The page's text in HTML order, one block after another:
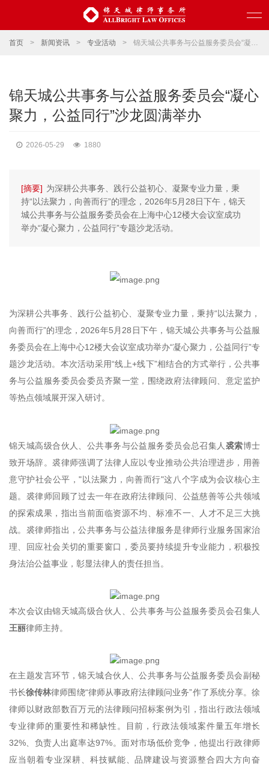
首页 > 新闻资讯 > 专业活动 > 锦天城公共事务与公益服务委员会“凝心聚力，公益同行”沙龙圆满举办
锦天城公共事务与公益服务委员会“凝心
聚力，公益同行”沙龙圆满举办
2026-05-29 1880
[摘要] 为深耕公共事务、践行公益初心、凝聚专业力量，秉
持“以法聚力，向善而行”的理念，2026年5月28日下午，锦天
城公共事务与公益服务委员会在上海中心12楼大会议室成功
举办“凝心聚力，公益同行”专题沙龙活动。
为深耕公共事务、践行公益初心、凝聚专业力量，秉持“以法聚力，
向善而行”的理念，2026年5月28日下午，锦天城公共事务与公益服
务委员会在上海中心12楼大会议室成功举办“凝心聚力，公益同行”专
题沙龙活动。本次活动采用“线上+线下”相结合的方式举行，公共事
务与公益服务委员会委员齐聚一堂，围绕政府法律顾问、意定监护
等热点领域展开深入研讨。
锦天城高级合伙人、公共事务与公益服务委员会总召集人 裘索博士
致开场辞。裘律师强调了法律人应以专业推动公共治理进步，用善
意守护社会公平，"以法聚力，向善而行"这八个字成为会议核心主
题。裘律师回顾了过去一年在政府法律顾问、公益慈善等公共领域
的探索成果，指出当前面临资源不均、标准不一、人才不足三大挑
战。裘律师指出，公共事务与公益法律服务是律师行业服务国家治
理、回应社会关切的重要窗口，委员要持续提升专业能力，积极投
身法治公益事业，彰显法律人的责任担当。
本次会议由锦天城高级合伙人、公共事务与公益服务委员会召集人
王丽律师主持。
在主题发言环节，锦天城合伙人、公共事务与公益服务委员会副秘
书长徐传林律师围绕“律师从事政府法律顾问业务”作了系统分享。徐
律师以财政部数百万元的法律顾问招标案例为引，指出行政法领域
专业律师的重要性和稀缺性。目前，行政法领域案件量五年增长
32%、负责人出庭率达97%。面对市场低价竞争，他提出行政律师
应当朝着专业深耕、科技赋能、品牌建设与资源整合四大方向奋